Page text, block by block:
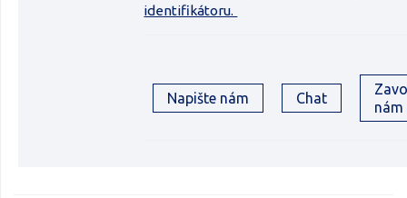
identifikátoru.
Napište nám Chat
nám